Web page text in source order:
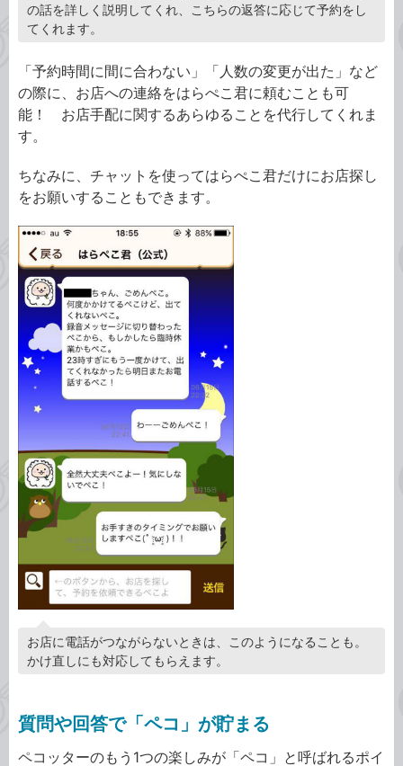
の話を詳しく説明してくれ、こちらの返答に応じて予約をし
てくれます。
「予約時間に間に合わない」「人数の変更が出た」など
の際に、お店への連絡をはらぺこ君に頼むことも可
能！ お店手配に関するあらゆることを代行してくれま
す。
ちなみに、チャットを使ってはらぺこ君だけにお店探し
をお願いすることもできます。
お店に電話がつながらないときは、このようになることも。
かけ直しにも対応してもらえます。
質問や回答で「ペコ」が貯まる
ペコッターのもう1つの楽しみが「ペコ」と呼ばれるポイ